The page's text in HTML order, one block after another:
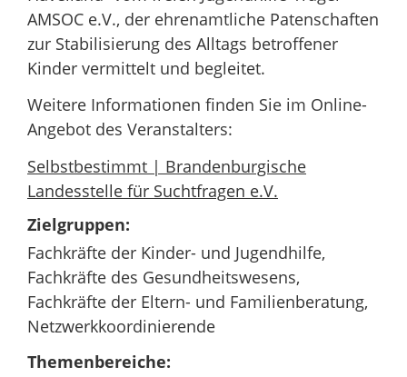
AMSOC e.V., der ehrenamtliche Patenschaften
zur Stabilisierung des Alltags betroffener
Kinder vermittelt und begleitet.
Weitere Informationen finden Sie im Online-
Angebot des Veranstalters:
Selbstbestimmt | Brandenburgische
Landesstelle für Suchtfragen e.V.
Zielgruppen:
Fachkräfte der Kinder- und Jugendhilfe,
Fachkräfte des Gesundheitswesens,
Fachkräfte der Eltern- und Familienberatung,
Netzwerkkoordinierende
Themenbereiche: